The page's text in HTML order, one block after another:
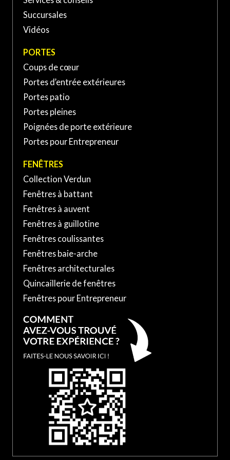
Saint-Basile-le-Grand, QC
J3N, Canada
PORTE ET FENÊTRES VERDUN À SAINT-
JEAN-SUR-RICHELIEU
370 Rue Laberge, Saint-Jean-
sur-Richelieu, QC J3A 1S2,
Canada
Succursales
Vidéos
PORTES
Coups de cœur
Portes d’entrée extérieures
Portes patio
Portes pleines
Poignées de porte extérieure
Portes pour Entrepreneur
FENÊTRES
Collection Verdun
Fenêtres à battant
Fenêtres à auvent
Fenêtres à guillotine
Fenêtres coulissantes
Fenêtres baie-arche
Fenêtres architecturales
Quincaillerie de fenêtres
Fenêtres pour Entrepreneur